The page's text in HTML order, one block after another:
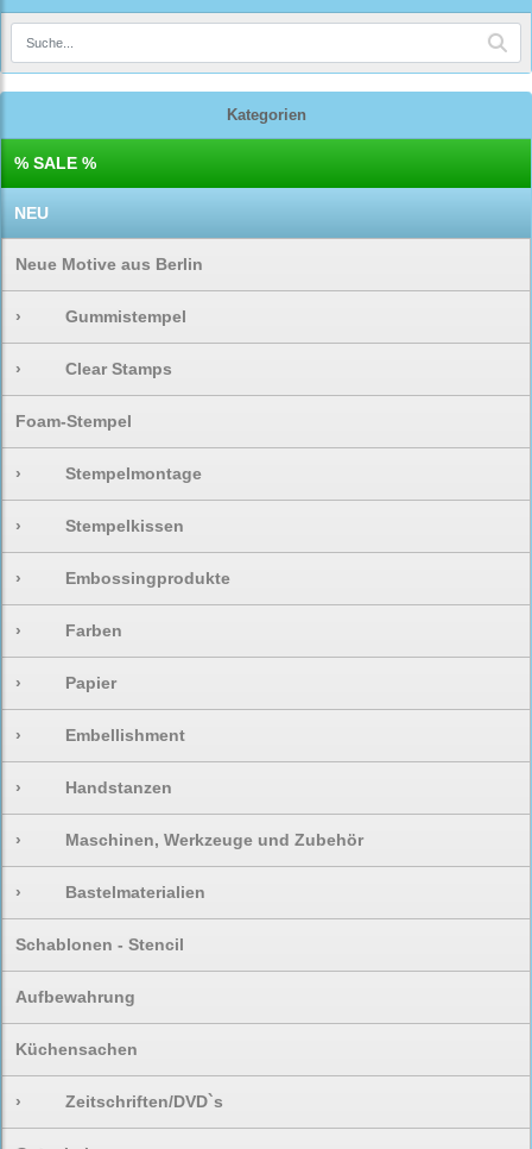
Kategorien
% SALE %
NEU
Neue Motive aus Berlin
› Gummistempel
› Clear Stamps
Foam-Stempel
› Stempelmontage
› Stempelkissen
› Embossingprodukte
› Farben
› Papier
› Embellishment
› Handstanzen
› Maschinen, Werkzeuge und Zubehör
› Bastelmaterialien
Schablonen - Stencil
Aufbewahrung
Küchensachen
› Zeitschriften/DVD`s